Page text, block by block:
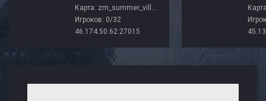
Карта: zm_summer_villa_zg
Игроков: 0/32
46.174.50.62:27015